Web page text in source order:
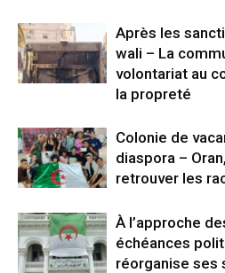
Après les
wali – La
volontariat au
la propreté
Colonie de
diaspora –
retrouver les
À l’approche
échéances
réorganise ses